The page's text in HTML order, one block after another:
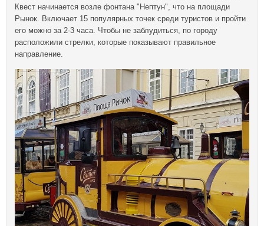
Квест начинается возле фонтана "Нептун", что на площади
Рынок. Включает 15 популярных точек среди туристов и пройти
его можно за 2-3 часа. Чтобы не заблудиться, по городу
расположили стрелки, которые показывают правильное
направление.